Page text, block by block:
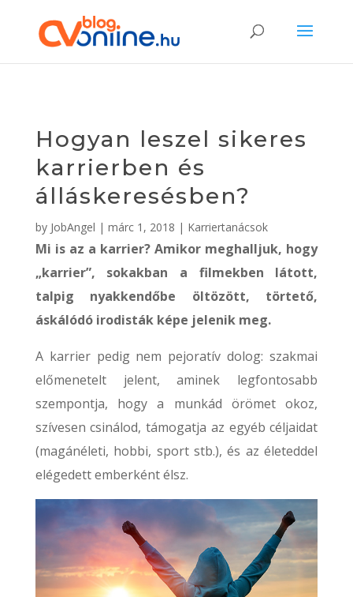
Hogyan leszel sikeres
karrierben és
álláskeresésben?
by JobAngel | márc 1, 2018 | Karriertanácsok
Mi is az a karrier? Amikor meghalljuk, hogy
„karrier”, sokakban a filmekben látott,
talpig nyakkendőbe öltözött, törtető,
áskálódó irodisták képe jelenik meg.
A karrier pedig nem pejoratív dolog: szakmai
előmenetelt jelent, aminek legfontosabb
szempontja, hogy a munkád örömet okoz,
szívesen csinálod, támogatja az egyéb céljaidat
(magánéleti, hobbi, sport stb.), és az életeddel
elégedett emberként élsz.